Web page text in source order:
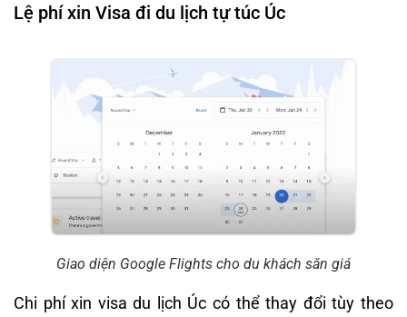
Lệ phí xin Visa đi du lịch tự túc Úc
Giao diện Google Flights cho du khách săn giá
Chi phí xin visa du lịch Úc có thể thay đổi tùy theo